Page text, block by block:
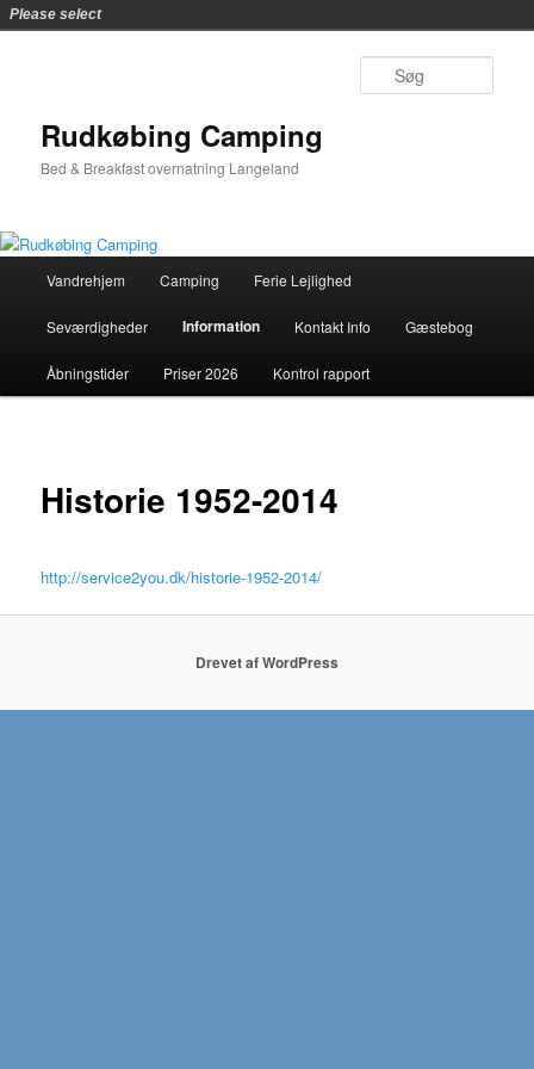
Rudkøbing Camping
Bed & Breakfast overnatning Langeland
Vandrehjem Camping Ferie Lejlighed
Seværdigheder Information Kontakt Info Gæstebog
Åbningstider Priser 2026 Kontrol rapport
Historie 1952-2014
http://service2you.dk/historie-1952-2014/
Drevet af WordPress
Please select